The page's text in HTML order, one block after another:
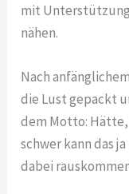
mit
nähen.
Nach
die Lust gepackt
dem Motto:
schwer kann das
dabei